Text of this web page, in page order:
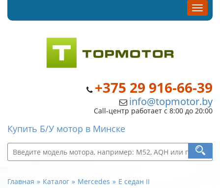
+375 29 916-66-39
info@topmotor.by
Call-центр работает с 8:00 до 20:00
Купить Б/У мотор в Минске
Главная Каталог Mercedes E седан II